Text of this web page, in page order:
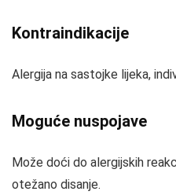
Kontraindikacije
Alergija na sastojke lijeka,
Moguće nuspojave
Može doći do alergijskih
otežano disanje.